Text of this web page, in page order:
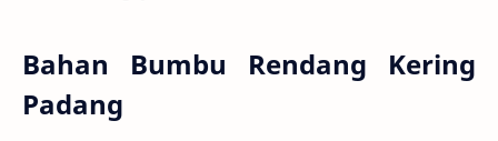
Bahan Bumbu Rendang Kering
Padang